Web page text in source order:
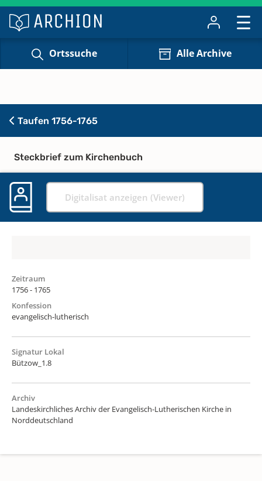
Ortssuche Alle Archive
Taufen 1756-1765
Steckbrief zum Kirchenbuch
Digitalisat anzeigen (Viewer)
Zeitraum
1756 - 1765
Konfession
evangelisch-lutherisch
Signatur Lokal
Bützow_1.8
Archiv
Landeskirchliches Archiv der Evangelisch-Lutherischen Kirche in
Norddeutschland